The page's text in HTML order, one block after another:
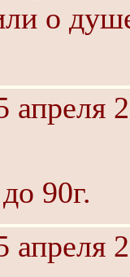
о
апреля
90г.
апреля